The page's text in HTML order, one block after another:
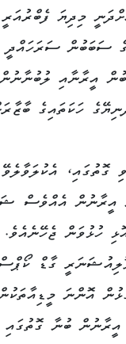
މިދިޔަ
ސަބަބުން
އީރާނާއި
ހަކަތައިގެ
ގޮތުގައި، އެކުލަވާލެވޭ
އީރާނުން އެއްވެސް
ހުޅުވަން ޖެހޭނެއެވެ.
ގާޑް
އޮންނަ
އީރާނުން ބުނާ